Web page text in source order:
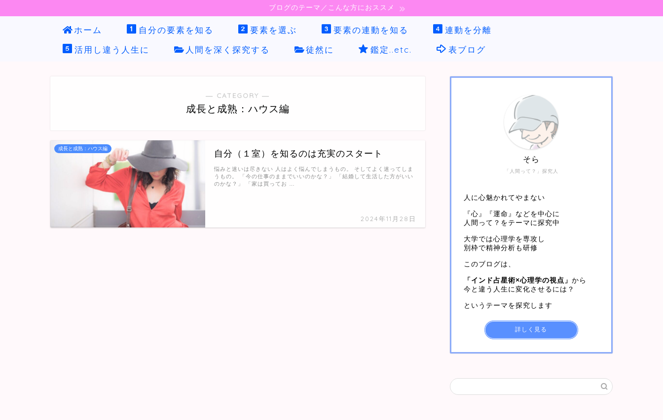
ブログのテーマ／こんな方におススメ
ホーム 自分の要素を知る 要素を選ぶ 要素の連動を知る
連動を分離
活用し違う人生に
人間を深く探究する 徒然に 鑑定..etc. 表ブログ
― CATEGORY ―
成長と成熟：ハウス編
成長と成熟：ハウス編
自分（１室）を知るのは充実のスタート
2024年11月28日
悩みと迷いは尽きない 人はよく悩んでしまうもの。 そしてよく迷ってしま
うもの。 「今の仕事のままでいいのかな？」 「結婚して生活した方がいい
のかな？」 「家は買ってお …
「人間って？」探究人
そら
人に心魅かれてやまない
『心』『運命』などを中心に
人間って？をテーマに探究中
大学では心理学を専攻し
別枠で精神分析も研修
このブログは、
「インド占星術×心理学の視点」 から
今と違う人生に変化させるには？
というテーマを探究します
詳しく見る